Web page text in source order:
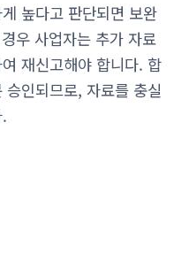
높다고 판단되면 보완
우 사업자는 추가 자료
재신고해야 합니다. 합
인되므로, 자료를 충실